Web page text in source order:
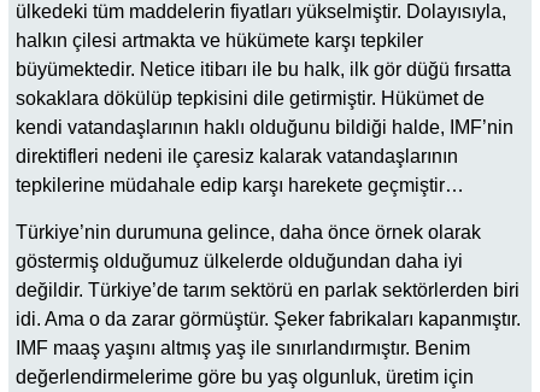
ülkedeki tüm maddelerin fiyatları yükselmiştir. Dolayısıyla,
halkın çilesi artmakta ve hükümete karşı tepkiler
büyümektedir. Netice itibarı ile bu halk, ilk gör düğü fırsatta
sokaklara dökülüp tepkisini dile getirmiştir. Hükümet de
kendi vatandaşlarının haklı olduğunu bildiği halde, IMF’nin
direktifleri nedeni ile çaresiz kalarak vatandaşlarının
tepkilerine müdahale edip karşı harekete geçmiştir…
Türkiye’nin durumuna gelince, daha önce örnek olarak
göstermiş olduğumuz ülkelerde olduğundan daha iyi
değildir. Türkiye’de tarım sektörü en parlak sektörlerden biri
idi. Ama o da zarar görmüştür. Şeker fabrikaları kapanmıştır.
IMF maaş yaşını altmış yaş ile sınırlandırmıştır. Benim
değerlendirmelerime göre bu yaş olgunluk, üretim için